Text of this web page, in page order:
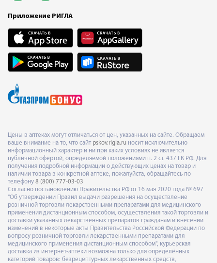
Приложение РИГЛА
Цены в аптеках могут отличаться от цен, указанных на сайте. Обращаем
ваше внимание на то, что сайт pskov.rigla.ru носит исключительно
информационный характер и ни при каких условиях не является
публичной офертой, определяемой положениями п. 2 ст. 437 ГК РФ. Для
получения подробной информации о действующих ценах на товар и
наличии товара в конкретной аптеке, пожалуйста, обращайтесь по
телефону 8 (800) 777-03-03
Согласно постановлению Правительства РФ от 16 мая 2020 года № 697
"Об утверждении Правил выдачи разрешения на осуществление
розничной торговли лекарственными препаратами для медицинского
применения дистанционным способом, осуществления такой торговли и
доставки указанных лекарственных препаратов гражданам и внесении
изменений в некоторые акты Правительства Российской Федерации по
вопросу розничной торговли лекарственными препаратами для
медицинского применения дистанционным способом", курьерская
доставка из интернет-аптеки возможна только для определённых
категорий товаров: безрецептурных лекарственных средств,